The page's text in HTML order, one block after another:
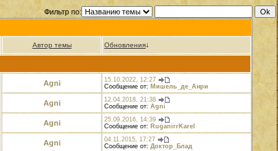
Фильтр по:
Автор темы Обновления↓
Agni
15.10.2022, 12:27
Сообщение от: Мишель_де_Анри
Agni
12.04.2018, 21:38
Сообщение от:Agni
Agni
25.09.2016, 14:39
Сообщение от: RuganirrKarel
Agni
04.11.2015, 17:27
Сообщение от:Доктор_Блад